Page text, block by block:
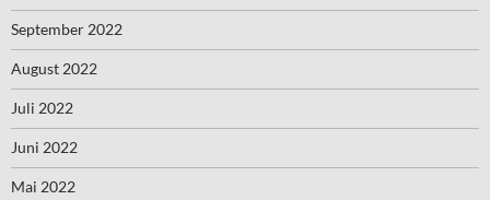
September 2022
August 2022
Juli 2022
Juni 2022
Mai 2022